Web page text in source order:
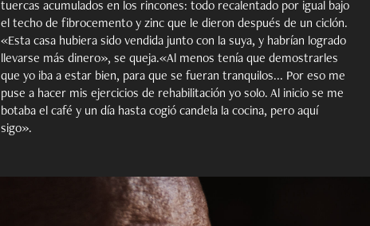
tuercas acumulados en los rincones: todo recalentado por igual bajo
el techo de fibrocemento y zinc que le dieron después de un ciclón.
«Esta casa hubiera sido vendida junto con la suya, y habrían logrado
llevarse más dinero», se queja.«Al menos tenía que demostrarles
que yo iba a estar bien, para que se fueran tranquilos... Por eso me
puse a hacer mis ejercicios de rehabilitación yo solo. Al inicio se me
botaba el café y un día hasta cogió candela la cocina, pero aquí
sigo».